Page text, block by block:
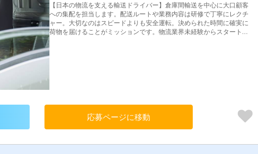
【日本の物流を支える輸送ドライバー】倉庫間輸送を中心に大口顧客
への集配を担当します。配送ルートや業務内容は研修で丁寧にレクチ
ャー。大切なのはスピードよりも安全運転。決められた時間に確実に
荷物を届けることがミッションです。物流業界未経験からスタートし
た先輩も多数活躍しています。
応募ページに移動